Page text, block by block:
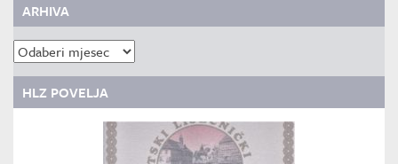
ARHIVA
Arhiva
HLZ POVELJA